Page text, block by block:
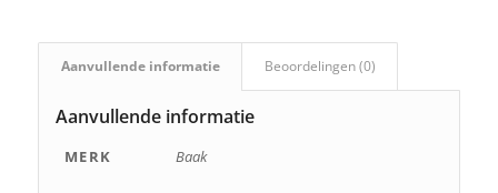
Aanvullende informatie Beoordelingen (0)
Aanvullende informatie
MERK Baak